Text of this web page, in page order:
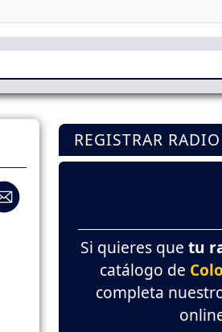
REGISTRAR RADIO
Si quieres que tu
catálogo de
completa